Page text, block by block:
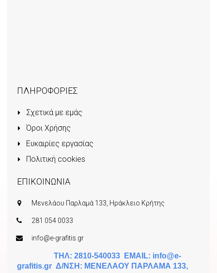
ΠΛΗΡΟΦΟΡΙΕΣ
Σχετικά με εμάς
Όροι Χρήσης
Ευκαιρίες εργασίας
Πολιτική cookies
ΕΠΙΚΟΙΝΩΝΙΑ
Μενελάου Παρλαμά 133, Ηράκλειο Κρήτης
281 054 0033
info@e-grafitis.gr
ΤΗΛ: 2810-540033 EMAIL: info@e-
grafitis.gr Δ/ΝΣΗ: ΜΕΝΕΛΑΟΥ ΠΑΡΛΑΜΑ 133,